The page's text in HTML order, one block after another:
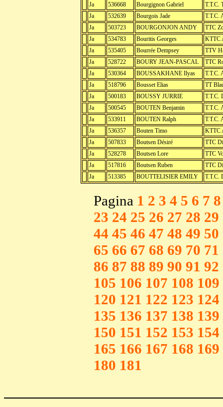
Ja
536668 Bourgignon Gabriel
T.T.C.
Ja
532639 Bourgois Jade
T.T.C.
Ja
503723 BOURGONJON ANDY
TTC
Ja
534783 Bouritis Georges
KTTC
Ja
535405 Bourrée Dempsey
TTV
Ja
528722 BOURY JEAN-PASCAL
TTC
Ja
530364 BOUSSAKHANE Ilyas
T.T.C.
Ja
518796 Bousset Elias
TT
Ja
500183 BOUSSY JURRIE
T.T.C.
Ja
500545 BOUTEN Benjamin
T.T.C.
Ja
533911 BOUTEN Ralph
T.T.C.
Ja
536357 Bouten Timo
KTTC
Ja
507833 Boutsen Désiré
TTC
Ja
528278 Boutsen Lore
TTC
Ja
517816 Boutsen Ruben
TTC
Ja
513385 BOUTTELISIER EMILY T.T.C.
Pagina 1 2 3 4 5 6 7 8
23 24 25 26 27 28 29
44 45 46 47 48 49 50
65 66 67 68 69 70 71
86 87 88 89 90 91 92
105 106 107 108 109
120 121 122 123 124
135 136 137 138 139
150 151 152 153 154
165 166 167 168 169
180 181